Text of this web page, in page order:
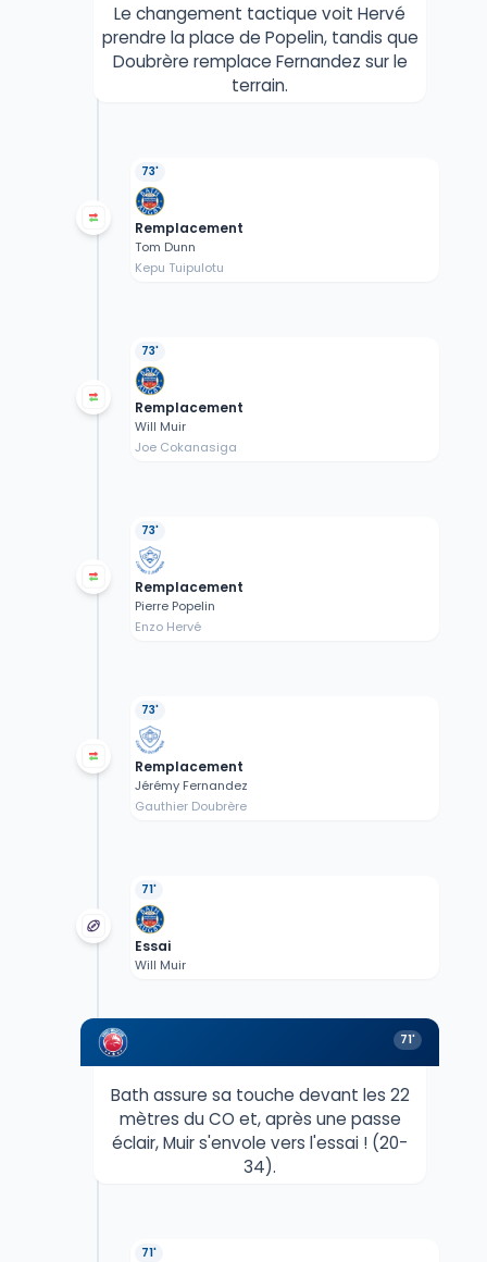
Le changement tactique voit Hervé
prendre la place de Popelin, tandis que
Doubrère remplace Fernandez sur le
terrain.
73'
Remplacement
Tom Dunn
Kepu Tuipulotu
73'
Remplacement
Will Muir
Joe Cokanasiga
73'
Remplacement
Pierre Popelin
Enzo Hervé
73'
Remplacement
Jérémy Fernandez
Gauthier Doubrère
71'
Essai
Will Muir
71'
Bath assure sa touche devant les 22
mètres du CO et, après une passe
éclair, Muir s'envole vers l'essai ! (20-
34).
71'